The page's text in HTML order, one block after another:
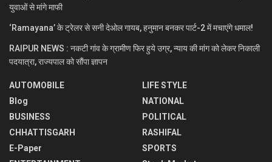
युवाओं से मांगे माफी
‘Ramayana’ के ट्रेलर से सनी देओल गायब, हनुमान बनकर पार्ट-2 में मचाएंगे धमाल!
RAIPUR NEWS : नकटी गांव के ग्रामीण फिर हुये उग्र, न्याय की मांग को लेकर निकाली
पदयात्रा, राज्यपाल को सौंपा ज्ञापन
AUTOMOBILE
Blog
BUSINESS
CHHATTISGARH
E-Paper
LIFE STYLE
NATIONAL
POLITICAL
RASHIFAL
SPORTS